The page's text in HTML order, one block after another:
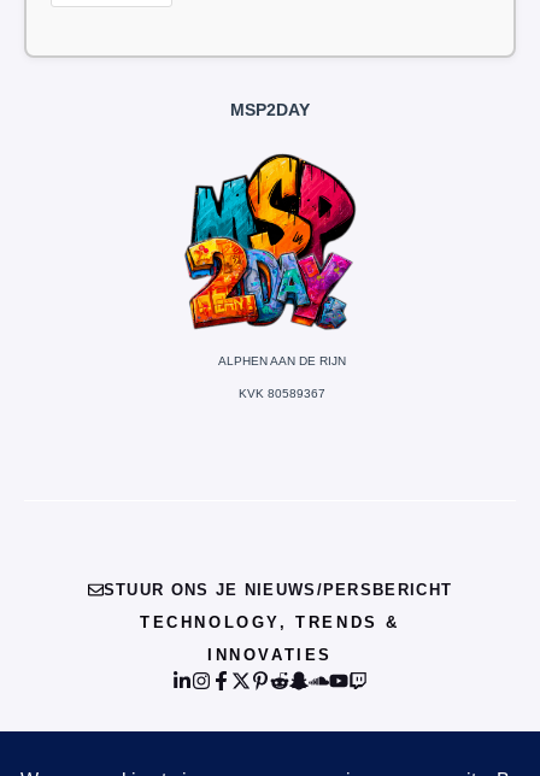
MSP2DAY
ALPHEN AAN DE RIJN
KVK 80589367
STUUR ONS JE NIEUWS/PERSBERICHT
TECHNOLOGY, TRENDS &
INNOVATIES